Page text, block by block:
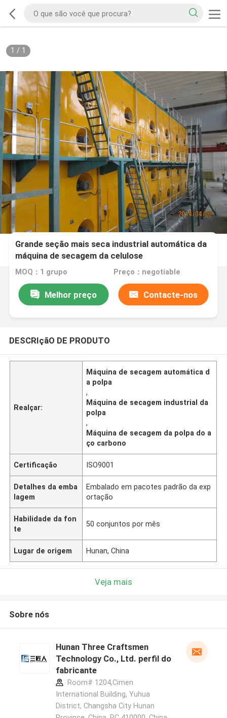
1 / 1
Grande seção mais seca industrial automática da
máquina de secagem da celulose
MOQ：1 grupo Preço：negotiable
Melhor preço Contacte-nos
DESCRIçãO DE PRODUTO
Realçar:
Máquina de secagem automática d
a polpa
,
Máquina de secagem industrial da
polpa
,
Máquina de secagem da polpa do a
ço carbono
Certificação ISO9001
Detalhes da emba
lagem
Embalado em pacotes padrão da exp
ortação
Habilidade da fon
te
50 conjuntos por mês
Lugar de origem Hunan, China
Veja mais
Sobre nós
Hunan Three Craftsmen
Technology Co., Ltd. perfil do
fabricante
Room# 1204,Cimen
International Building, Yuhua
District, Changsha City Hunan